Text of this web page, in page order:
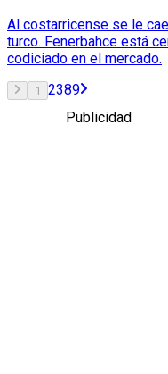
Al costarricense se le
turco. Fenerbahce está
codiciado en el mercado.
1 2389
Publicidad